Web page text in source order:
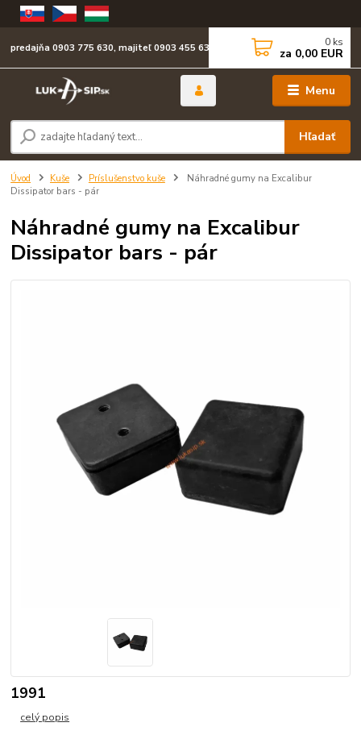
Menu
Hľadať
predajňa 0903 775 630, majiteľ 0903 455 630 0 ks
za 0,00 EUR
Úvod Kuše Príslušenstvo kuše
Náhradné gumy na Excalibur
Dissipator bars - pár
Náhradné gumy na Excalibur
Dissipator bars - pár
1991
celý popis